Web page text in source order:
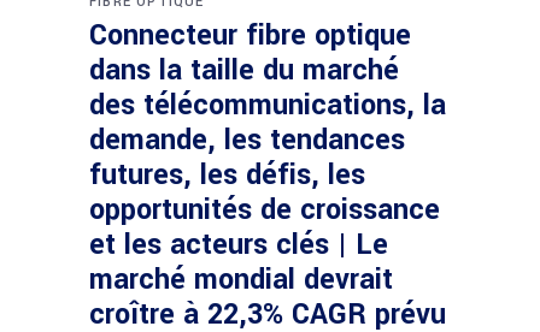
Connecteur fibre optique
dans la taille du marché
des télécommunications, la
demande, les tendances
futures, les défis, les
opportunités de croissance
et les acteurs clés | Le
marché mondial devrait
croître à 22,3% CAGR prévu